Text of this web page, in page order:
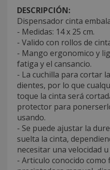
DESCRIPCIÓN:
Dispensador cinta
- Medidas: 14 x 25 cm.
- Valido con rollos de
- Mango ergonomico y
fatiga y el cansancio.
- La cuchilla para cortar
dientes, por lo que
toque la cinta será
protector para
usando.
- Se puede ajustar la
suelta la cinta,
necesitar una velocidad
- Articulo conocido como